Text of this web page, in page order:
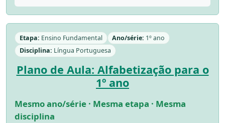
Etapa: Ensino Fundamental Ano/série: 1º ano
Disciplina: Língua Portuguesa
Plano de Aula: Alfabetização para o
1º ano
Mesmo ano/série · Mesma etapa · Mesma
disciplina